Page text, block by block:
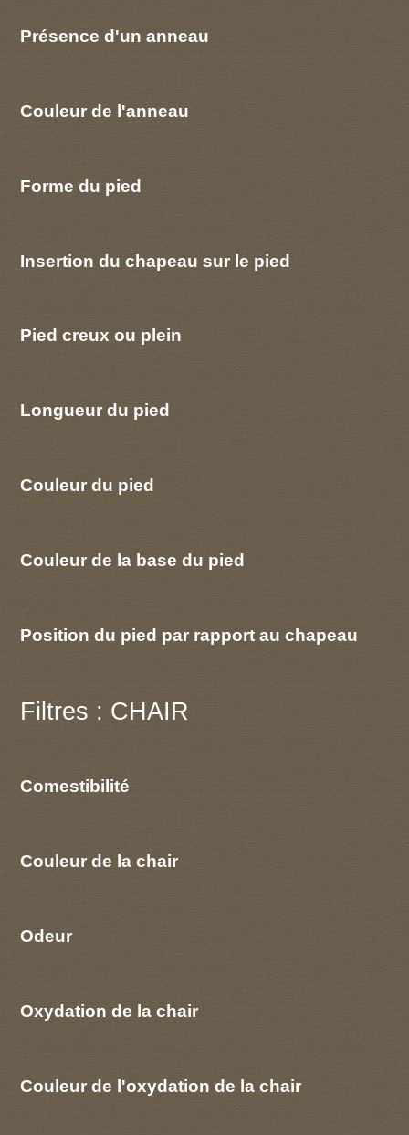
Présence d'un anneau
Couleur de l'anneau
Forme du pied
Insertion du chapeau sur le pied
Pied creux ou plein
Longueur du pied
Couleur du pied
Couleur de la base du pied
Position du pied par rapport au chapeau
Filtres : CHAIR
Comestibilité
Couleur de la chair
Odeur
Oxydation de la chair
Couleur de l'oxydation de la chair